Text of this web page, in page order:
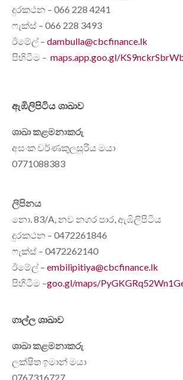
දුරකථන – 066 228 4241
ෆැක්ස් – 066 228 3493
ඊමේල් – dambulla@cbcfinance.lk
පිහිටීම – maps.app.goo.gl/
ඇඹිලිපිටිය ශාඛාව
ශාඛා කළමනාකරු
අසංක වර්ණකුලසූරිය මයා
0771088383
ලිපිනය
නො. 83/A, නව නගර පාර, ඇඹිලිපිටිය
දුරකථන – 0472261846
ෆැක්ස් – 0472262140
ඊමේල් – embilipitiya@cbcfinance.lk
පිහිටීම –goo.gl/maps/
ගාල්ල ශාඛාව
ශාඛා කළමනාකරු
ලක්ෂිත ඉමාන් මයා
0767316727